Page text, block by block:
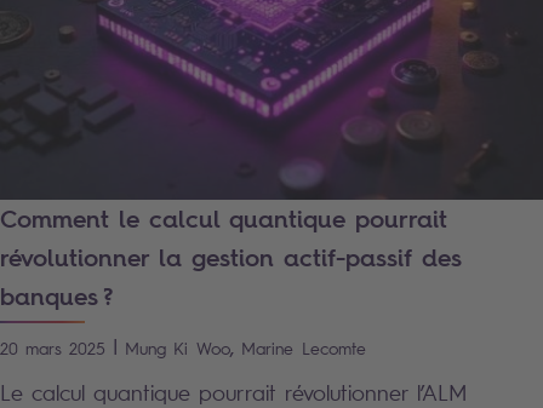
Comment le calcul quantique pourrait
révolutionner la gestion actif-passif des
banques ?
20 mars 2025 | Mung Ki Woo, Marine Lecomte
Le calcul quantique pourrait révolutionner l’ALM